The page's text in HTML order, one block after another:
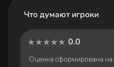
Что думают игроки
0.0
Оценка сформирована